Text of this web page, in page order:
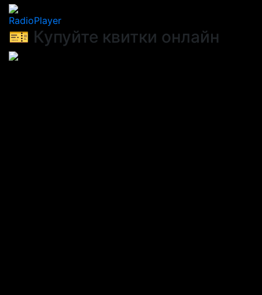
RadioPlayer
🎫 Купуйте квитки онлайн